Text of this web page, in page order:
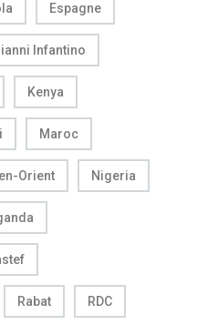
Espagne
Infantino
Kenya
Maroc
Orient Nigeria
Rabat RDC